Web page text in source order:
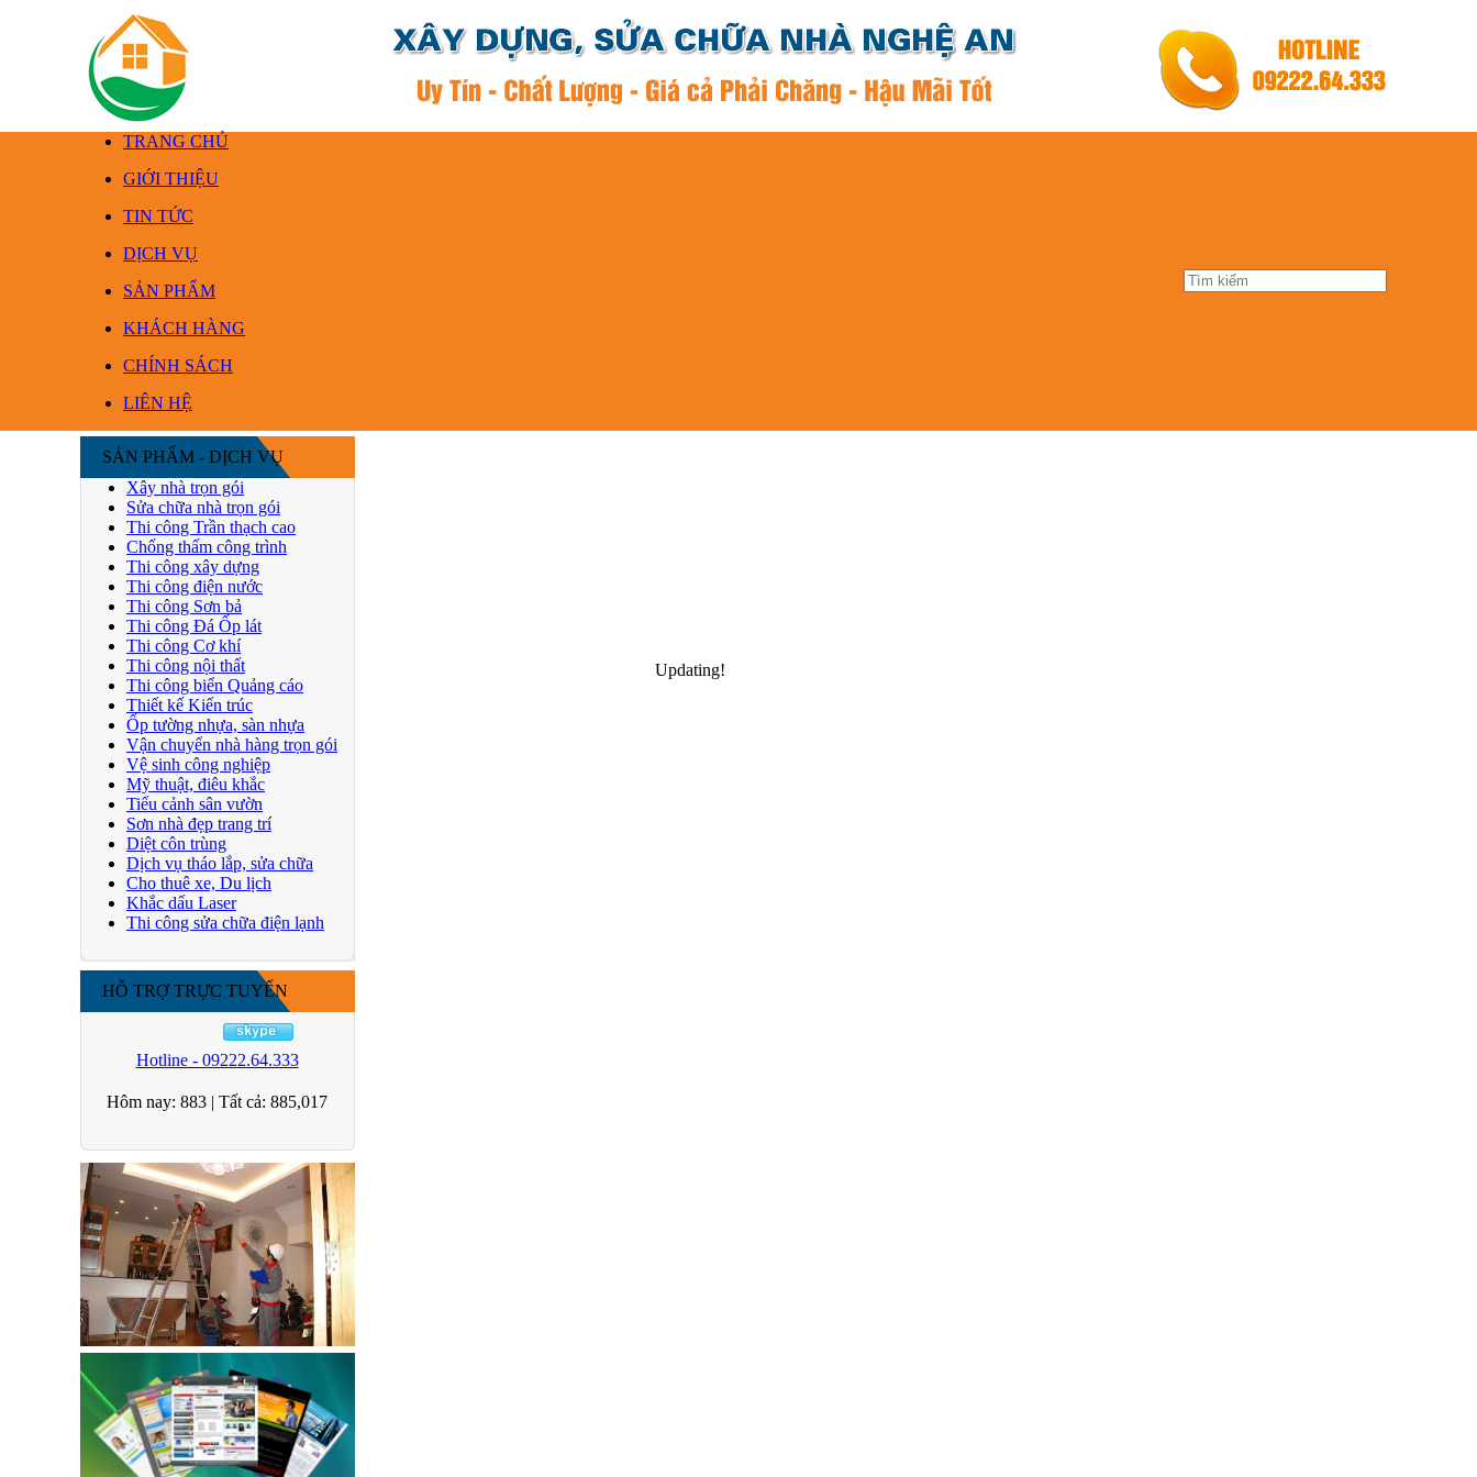
TRANG CHỦ
GIỚI THIỆU
TIN TỨC
DỊCH VỤ
SẢN PHẨM
KHÁCH HÀNG
CHÍNH SÁCH
LIÊN HỆ
SẢN PHẨM - DỊCH VỤ
Xây nhà trọn gói
Sửa chữa nhà trọn gói
Thi công Trần thạch cao
Chống thấm công trình
Thi công xây dựng
Thi công điện nước
Thi công Sơn bả
Thi công Đá Ốp lát
Thi công Cơ khí
Thi công nội thất
Thi công biển Quảng cáo
Thiết kế Kiến trúc
Ốp tường nhựa, sàn nhựa
Vận chuyển nhà hàng trọn gói
Vệ sinh công nghiệp
Mỹ thuật, điêu khắc
Tiểu cảnh sân vườn
Sơn nhà đẹp trang trí
Diệt côn trùng
Dịch vụ tháo lắp, sửa chữa
Cho thuê xe, Du lịch
Khắc dấu Laser
Thi công sửa chữa điện lạnh
HỖ TRỢ TRỰC TUYẾN
Hotline - 09222.64.333
Hôm nay: 883 | Tất cả: 885,017
Updating!